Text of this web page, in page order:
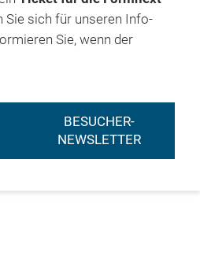
Sie sich für unseren Info-
Sie, wenn der
BESUCHER-
NEWSLETTER